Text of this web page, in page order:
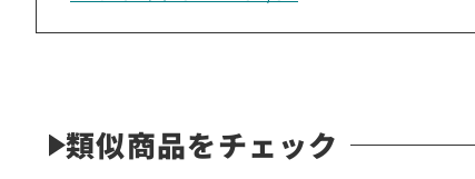
類似商品をチェック